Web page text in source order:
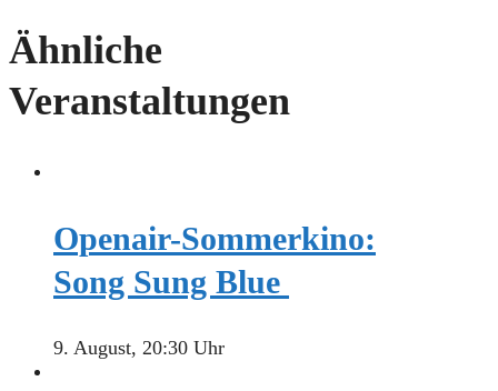
Ähnliche
Veranstaltungen
Openair-Sommerkino:
Song Sung Blue
9. August, 20:30 Uhr